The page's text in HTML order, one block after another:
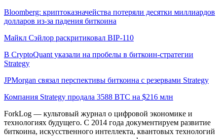
Bloomberg: криптоказначейства потеряли десятки миллиардов
долларов из-за падения биткоина
Майкл Сэйлор раскритиковал BIP-110
В CryptoQuant указали на пробелы в биткоин-стратегии
Strategy
JPMorgan связал перспективы биткоина с резервами Strategy
Компания Strategy продала 3588 BTC на $216 млн
ForkLog — культовый журнал о цифровой экономике и
технологиях будущего. С 2014 года документируем развитие
биткоина, искусственного интеллекта, квантовых технологий